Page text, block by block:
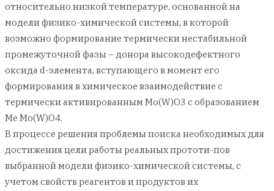
относительно низкой температуре, основанной на
модели физико-химической системы, в которой
возможно формирование термически нестабильной
промежуточной фазы – донора высокодефектного
оксида d-элемента, вступающего в момент его
формирования в химическое взаимодействие с
термически активированным Mo(W)О3 с образованием
Me Mo(W)О4.
В процессе решения проблемы поиска необходимых для
достижения цели работы реальных прототи-пов
выбранной модели физико-химической системы, с
учетом свойств реагентов и продуктов их